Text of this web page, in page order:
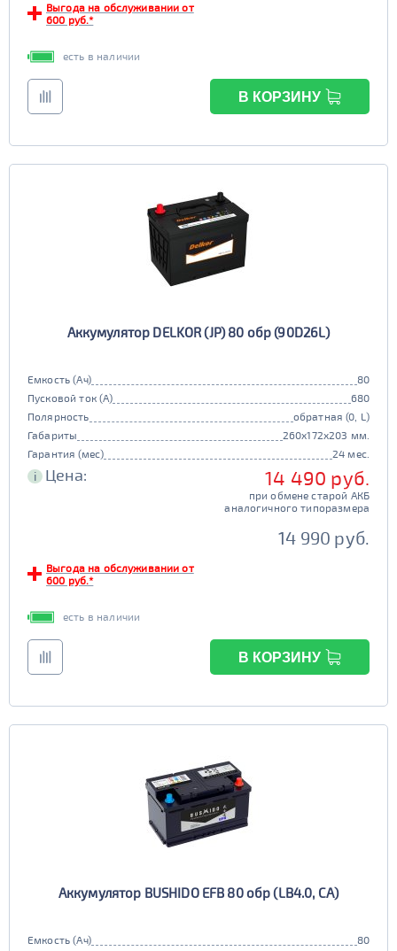
Выгода на обслуживании от
600 руб.*
есть в наличии
В КОРЗИНУ
Аккумулятор DELKOR (JP) 80 обр (90D26L)
Емкость (Ач)
80
Пусковой ток (А)
680
Полярность
обратная (0, L)
Габариты
260x172x203 мм.
Гарантия (мес)
24 мес.
i Цена: 14 490 руб.
при обмене старой АКБ
аналогичного типоразмера
14 990 руб.
Выгода на обслуживании от
600 руб.*
есть в наличии
В КОРЗИНУ
Аккумулятор BUSHIDO EFB 80 обр (LB4.0, CA)
Емкость (Ач)
80